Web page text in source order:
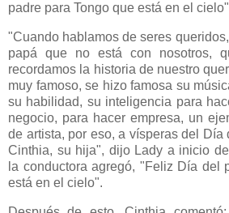
padre para Tongo que está en el cielo"
"Cuando hablamos de seres
papá que no está con nosotros,
recordamos la historia de nuestro
muy famoso, se hizo famosa su
su habilidad, su inteligencia para
negocio, para hacer empresa, un
de artista, por eso, a vísperas del Día
Cinthia, su hija", dijo Lady a inicio
la conductora agregó, "Feliz Día del
está en el cielo".